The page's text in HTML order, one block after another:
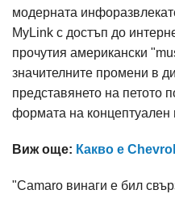
модерната
MyLink с достъп до
прочутия американски
значителните промени в
представянето на петото
формата на концептуален
Виж още: Какво е
"Camaro винаги е бил